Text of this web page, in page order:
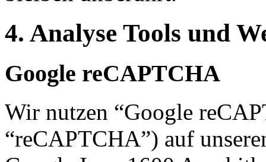
4. Analyse Tools und
Google reCAPTCHA
Wir nutzen “Google
“reCAPTCHA”) auf